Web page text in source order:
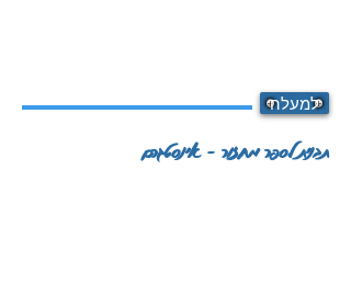
למעלה
תבנית לספר מחזור - אינסטגרם